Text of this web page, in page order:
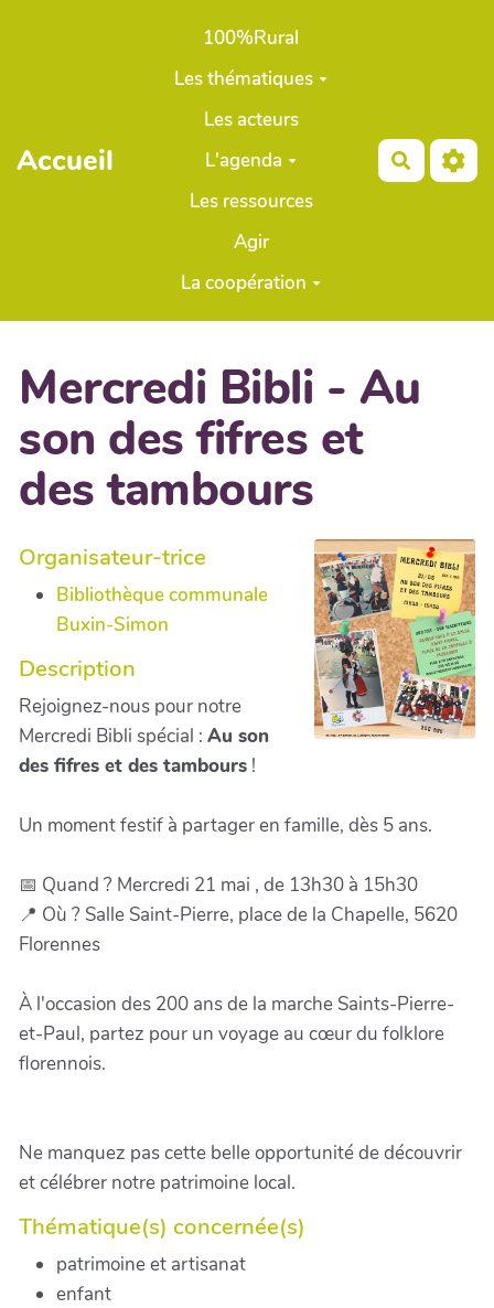
Aller au contenu principal
Accueil
100%Rural
Les thématiques
Les acteurs
L'agenda
Les ressources
Agir
La coopération
Mercredi Bibli - Au
son des fifres et
des tambours
Organisateur-trice
Bibliothèque communale
Buxin-Simon
Description
Rejoignez-nous pour notre
Mercredi Bibli spécial : Au son
des fifres et des tambours !
Un moment festif à partager en famille, dès 5 ans.
📅 Quand ? Mercredi 21 mai , de 13h30 à 15h30
📍 Où ? Salle Saint-Pierre, place de la Chapelle, 5620
Florennes
À l'occasion des 200 ans de la marche Saints-Pierre-
et-Paul, partez pour un voyage au cœur du folklore
florennois.
Ne manquez pas cette belle opportunité de découvrir
et célébrer notre patrimoine local.
Thématique(s) concernée(s)
patrimoine et artisanat
enfant